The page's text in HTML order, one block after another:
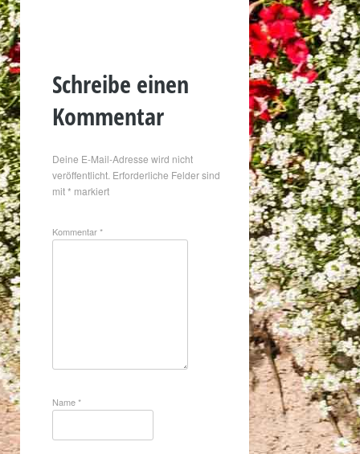
Schreibe einen
Kommentar
Deine E-Mail-Adresse wird nicht
veröffentlicht. Erforderliche Felder sind
mit* markiert
Kommentar*
Name*